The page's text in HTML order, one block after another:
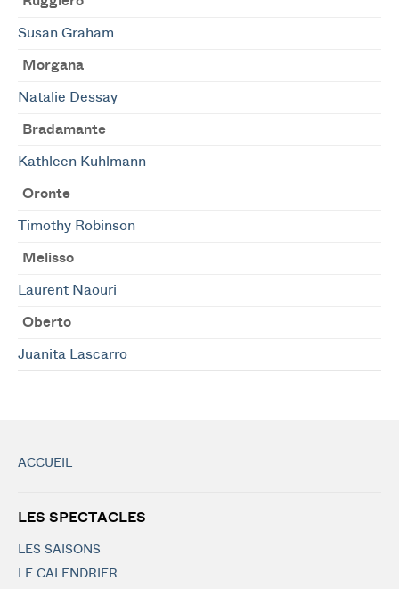
Susan Graham
Morgana
Natalie Dessay
Bradamante
Kathleen Kuhlmann
Oronte
Timothy Robinson
Melisso
Laurent Naouri
Oberto
Juanita Lascarro
ACCUEIL
LES SPECTACLES
LES SAISONS
LE CALENDRIER